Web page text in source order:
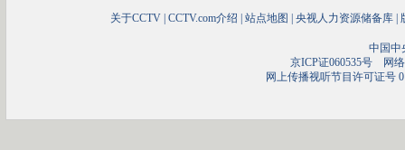
关于CCTV | CCTV.com介绍 | 站点地图 | 央视人力资源储备库 |
中国中
京ICP证060535号网络
网上传播视听节目许可证号